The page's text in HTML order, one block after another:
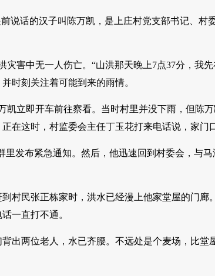
说话的汉子叫陈万凯，是上庄村党支部书记、
灾害中无一人伤亡。“山洪那天晚上7点37分，我
时刻关注着可能到来的雨情。
凯立即开车前往察看。当时村里并没下雨，但陈
在这时，村监委会主任丁玉花打来电话说，家门
里发布紧急通知。然后，他迅速回到村委会，与
村民张正栋家时，洪水已经漫上他家堂屋的门
一直打不通。
出两位老人，水已齐腰。不远处是个麦场，比